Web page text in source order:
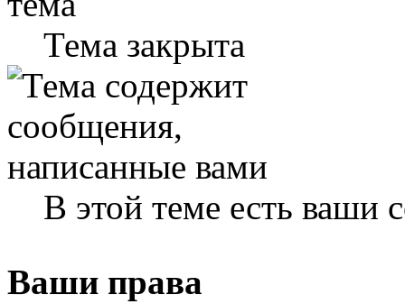
Тема закрыта
В этой теме есть ваши
Ваши права